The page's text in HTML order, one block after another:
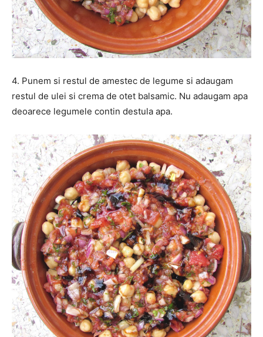
4. Punem si restul de amestec de legume si adaugam
restul de ulei si crema de otet balsamic. Nu adaugam apa
deoarece legumele contin destula apa.